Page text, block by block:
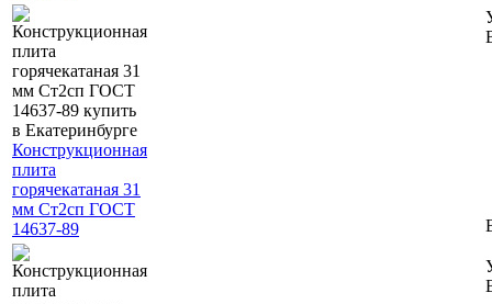
Конструкционная
плита
горячекатаная 31
мм Ст2сп ГОСТ
14637-89